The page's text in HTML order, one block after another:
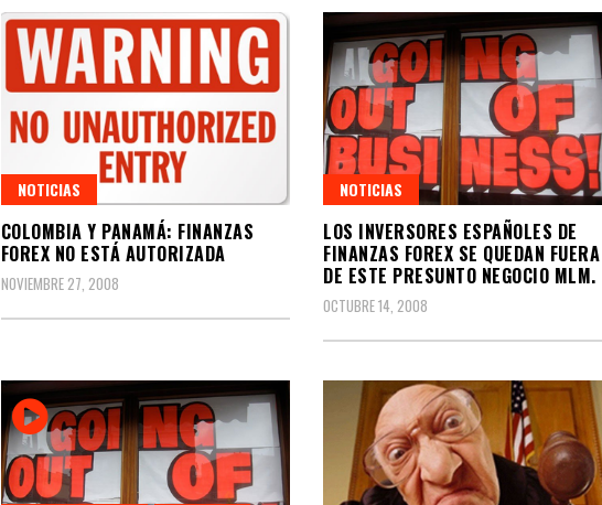
NOTICIAS
COLOMBIA Y PANAMÁ: FINANZAS
FOREX NO ESTÁ AUTORIZADA
NOVIEMBRE 27, 2008
NOTICIAS
LOS INVERSORES ESPAÑOLES DE
FINANZAS FOREX SE QUEDAN FUERA
DE ESTE PRESUNTO NEGOCIO MLM.
OCTUBRE 14, 2008